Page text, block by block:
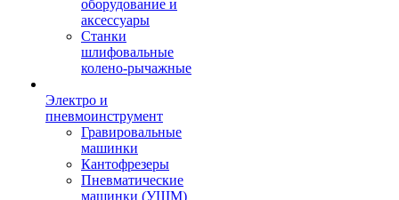
оборудование и
аксессуары
Станки
шлифовальные
колено-рычажные
Электро и
пневмоинструмент
Гравировальные
машинки
Кантофрезеры
Пневматические
машинки (УШМ)